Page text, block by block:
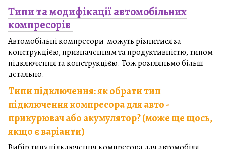
Типи та модифікації автомобільних
компресорів
Автомобільні компресори можуть різнитися за
конструкцією, призначенням та продуктивністю, типом
підключення та конструкцією. Тож розгляньмо більш
детально.
Типи підключення:як обрати тип
підключення компресора для авто -
прикурювач або акумулятор? (може ще щось,
якщо є варіанти)